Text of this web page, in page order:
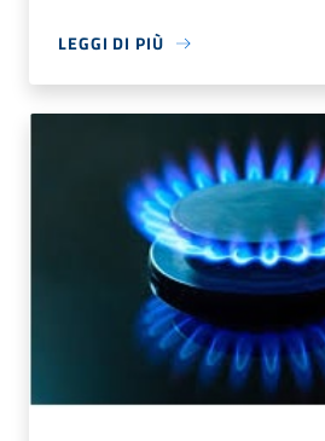
LEGGI DI PIÙ